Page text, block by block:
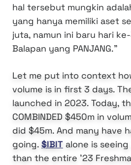
hal tersebut mungkin
yang hanya memiliki aset
juta, namun ini baru hari
Balapan yang PANJANG.”
Let me put into context
volume is in first 3 days.
launched in 2023. Today,
COMBINDED $450m in
did $45m. And many have
going. $IBIT alone is
than the entire '23